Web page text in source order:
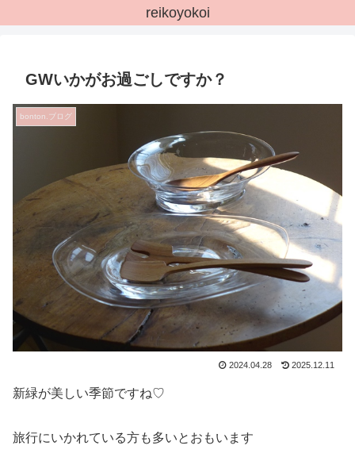
reikoyokoi
GWいかがお過ごしですか？
bonton.ブログ
2024.04.28 2025.12.11
新緑が美しい季節ですね♡
旅行にいかれている方も多いとおもいます